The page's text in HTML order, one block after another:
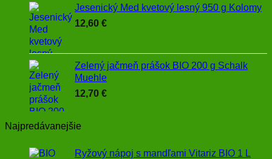
Jesenický Med kvetový lesný 950 g Kolomy
12,60 €
Zelený jačmeň prášok BIO 200 g Schalk
Muehle
12,70 €
Najpredávanejšie
Ryžový nápoj s mandľami Vitariz BIO 1 L